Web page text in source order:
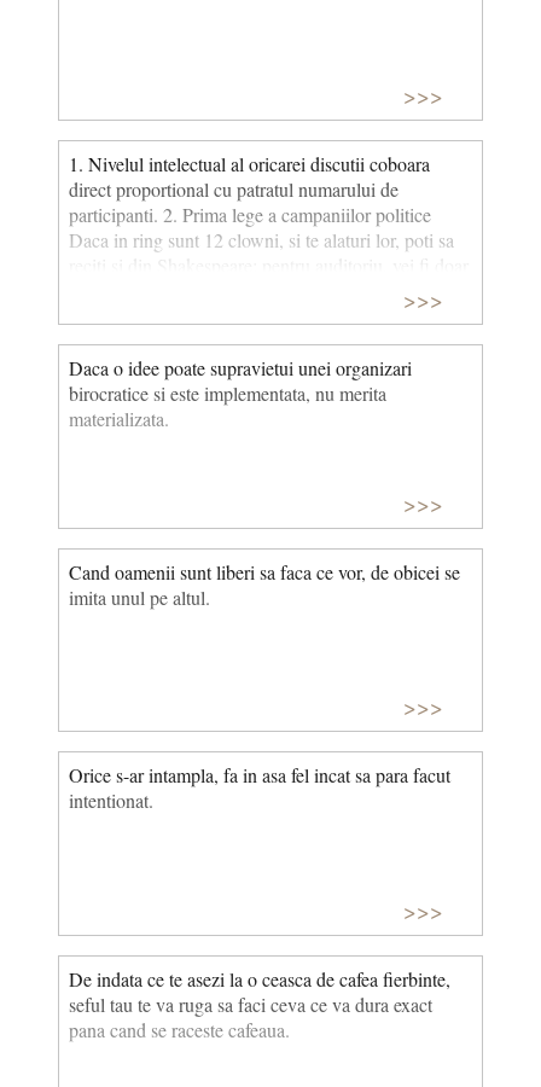
>>>
1. Nivelul intelectual al oricarei discutii coboara
direct proportional cu patratul numarului de
participanti. 2. Prima lege a campaniilor politice
Daca in ring sunt 12 clowni, si te alaturi lor, poti sa
reciti si din Shakespeare; pentru auditoriu, vei fi doar
>>>
Daca o idee poate supravietui unei organizari
birocratice si este implementata, nu merita
materializata.
>>>
Cand oamenii sunt liberi sa faca ce vor, de obicei se
imita unul pe altul.
>>>
Orice s-ar intampla, fa in asa fel incat sa para facut
intentionat.
>>>
De indata ce te asezi la o ceasca de cafea fierbinte,
seful tau te va ruga sa faci ceva ce va dura exact
pana cand se raceste cafeaua.